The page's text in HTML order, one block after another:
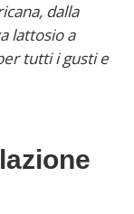
dalla
lattosio a
tutti i gusti e